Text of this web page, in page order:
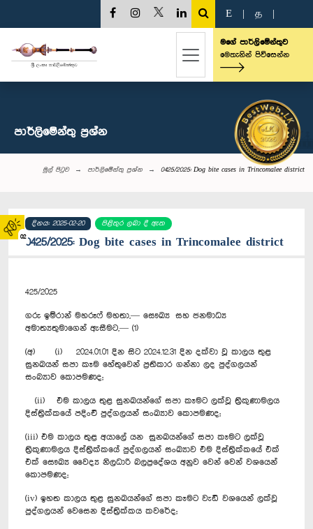
02
E த
මගේ පාර්ලිමේන්තුව
මෙතැනින් පිවිසෙන්න
පාර්ලි‌මේන්තු‌ ප්‍රශ්න
මුල් පිටුව පාර්ලි‌මේන්තු‌ ප්‍රශ්න 0425/2025: Dog bite cases in Trincomalee district
දිනය: 2025-02-20 පිළිතුර ලබා දී ඇත
0425/2025: Dog bite cases in Trincomalee district
425/2025
ගරු ඉම්රාන් මහරූෆ් මහතා,— සෞඛ්‍ය සහ ජනමාධ්‍ය
අමාත්‍යතුමාගෙන් ඇසීමට,— (1)
(අ) (i) 2024.01.01 දින සිට 2024.12.31 දින දක්වා වූ කාලය තුළ
සුනඛයන් සපා කෑම හේතුවෙන් ප්‍රතිකාර ගන්නා ලද පුද්ගලයන්
සංබ්‍යාව කොපමණද;
(ii) එම කාලය තුළ සුනඛයන්ගේ සපා කෑමට ලක්වූ ත්‍රිකුණාමලය
දිස්ත්‍රික්කයේ පදිංචි පුද්ගලයන් සංඛ්‍යාව කොපමණද;
(iii) එම කාලය තුළ අයාලේ යන සුනඛයන්ගේ සපා කෑමට ලක්වූ
ත්‍රිකුණාමලය දිස්ත්‍රික්කයේ පුද්ගලයන් සංඛ්‍යාව එම දිස්ත්‍රික්කයේ එක්
එක් සෞඛ්‍ය වෛද්‍ය නිලධාරි බලප්‍රදේශය අනුව වෙන් වෙන් වශයෙන්
කොපමණද;
(iv) ඉහත කාලය තුළ සුනඛයන්ගේ සපා කෑමට වැඩි වශයෙන් ලක්වූ
පුද්ගලයන් වෙසෙන දිස්ත්‍රික්කය කවරේද;